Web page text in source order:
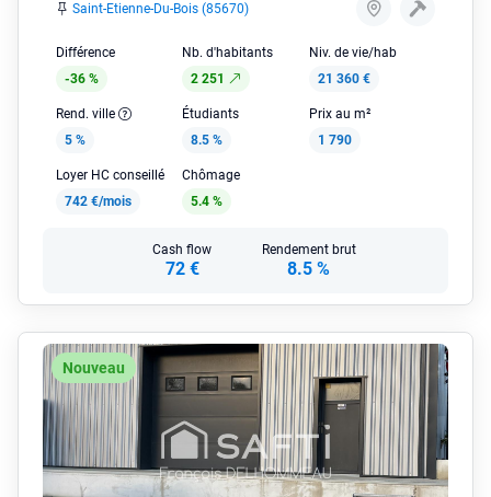
Saint-Etienne-Du-Bois (85670)
Différence
-36 %
Nb. d'habitants
2 251
Niv. de vie/hab
21 360 €
Rend. ville
5 %
Étudiants
8.5 %
Prix au m²
1 790
Loyer HC conseillé
742 €/mois
Chômage
5.4 %
Cash flow
72 €
Rendement brut
8.5 %
Nouveau